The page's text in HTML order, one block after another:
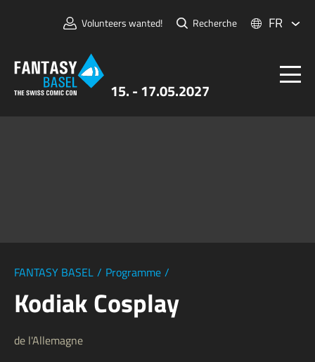
15. - 17.05.2027
Volunteers wanted! Recherche FR
FANTASY BASEL / Programme /
Kodiak Cosplay
de l'Allemagne